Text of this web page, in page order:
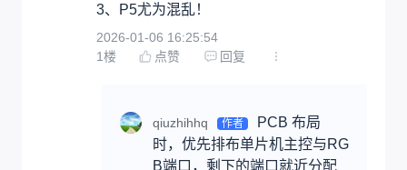
3、P5尤为混乱！
2026-01-06 16:25:54
1楼 点赞 回复
qiuzhihhq 作者
PCB 布局
时，优先排布单片机主控与RG
B端口，剩下的端口就近分配